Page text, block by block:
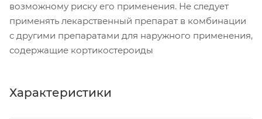
возможному риску его применения. Не следует
применять лекарственный препарат в комбинации
с другими препаратами для наружного применения,
содержащие кортикостероиды
Характеристики